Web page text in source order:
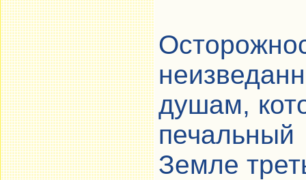
душам,
Земле